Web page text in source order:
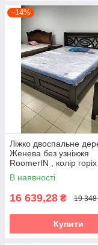
–14%
Ліжко двоспальне
Женева без узніжжя
RoomerIN , колір горіх
темний горіх
В наявності
16 639,28 ₴ 19 348
Купити